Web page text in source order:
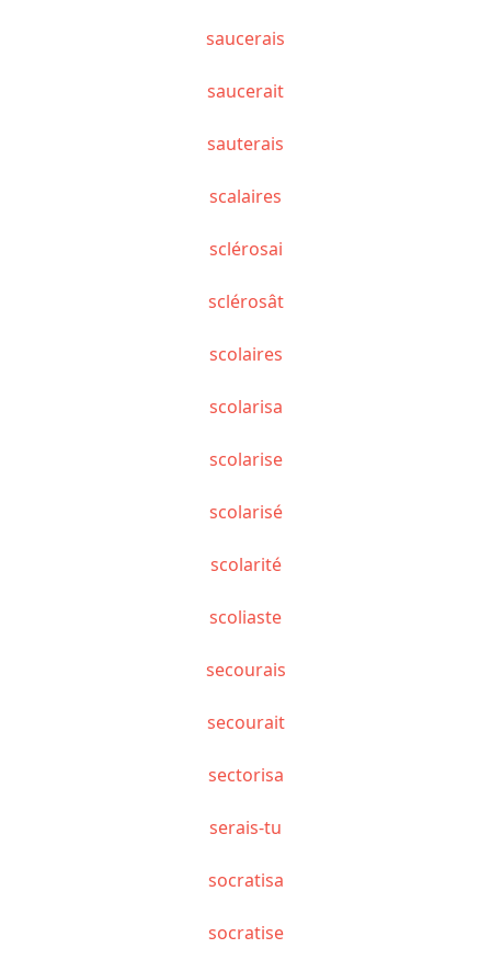
saucerais
saucerait
sauterais
scalaires
sclérosai
sclérosât
scolaires
scolarisa
scolarise
scolarisé
scolarité
scoliaste
secourais
secourait
sectorisa
serais-tu
socratisa
socratise